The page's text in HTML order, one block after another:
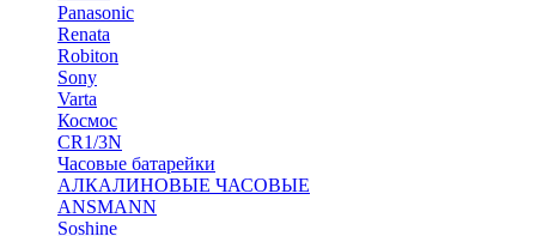
Panasonic
Renata
Robiton
Sony
Varta
Космос
CR1/3N
Часовые батарейки
АЛКАЛИНОВЫЕ ЧАСОВЫЕ
ANSMANN
Soshine